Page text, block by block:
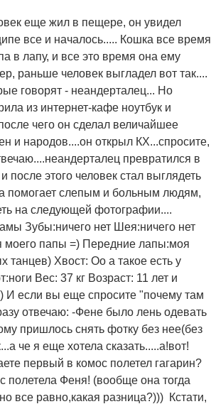
еще жил в пещере, он увидел
все и началось..... Кошка все время
в лапу, и все это время она ему
раньше человек выгладел вот так....
говорят - неандерталец... Но
из интернет-кафе ноутбук и
чего он сделал величайшее
и народов....он открыл КХ...спросите,
превратился в
после этого человек стал выглядеть
помогает слепым и больным людям,
на следующей фотографии....
Зубы:ничего нет Шея:ничего нет
папы =) Передние лапы:моя
танцев) Хвост: Оо а такое есть у
Вес: 37 кг Возраст: 11 лет и
И если вы еще спросите "почему там
отвечаю: -Фене было лень одевать
пришлось снять фотку без нее(без
че я еще хотела сказать.....а!вот!
первый в комос полетел гагарин?
полетела Феня! (вообще она тогда
все равно,какая разница?))) Кстати,